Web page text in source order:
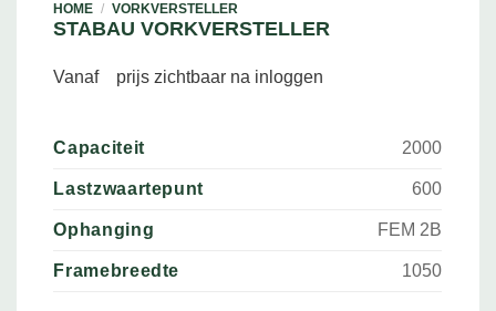
HOME / VORKVERSTELLER
STABAU VORKVERSTELLER
Vanaf prijs zichtbaar na inloggen
Capaciteit 2000
Lastzwaartepunt 600
Ophanging FEM 2B
Framebreedte 1050